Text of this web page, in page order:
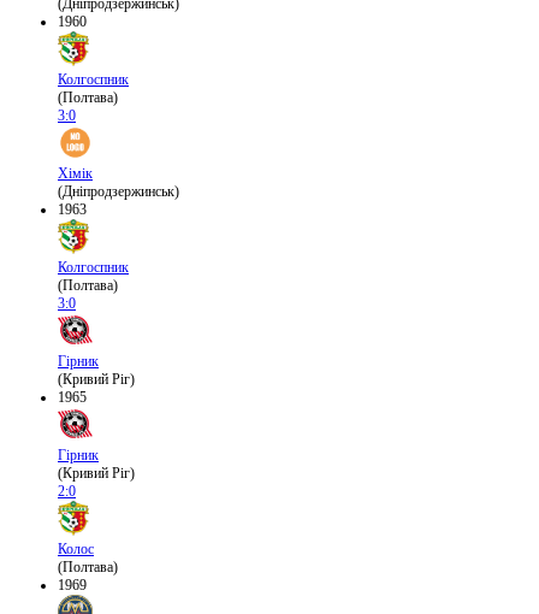
(Дніпродзержинськ)
1960
Колгоспник
(Полтава)
3:0
Хімік
(Дніпродзержинськ)
1963
Колгоспник
(Полтава)
3:0
Гірник
(Кривий Ріг)
1965
Гірник
(Кривий Ріг)
2:0
Колос
(Полтава)
1969